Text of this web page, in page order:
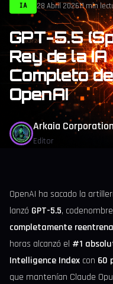
IA 28 Abril 202611 min
GPT-5.5
Rey de la
Completo
OpenAI
Arkaia Corporation
Editor
OpenAI ha sacado la
lanzó GPT-5.5,
completamente
horas alcanzó el #1
Intelligence Index con 60
que mantenían Claude